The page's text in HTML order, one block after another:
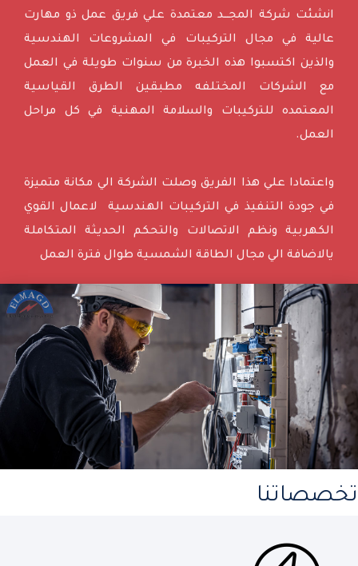
انشئت شركة المجـــد معتمدة علي فريق عمل ذو مهارت
عالية في مجال التركيبات في المشروعات الهندسية
والذين اكتسبوا هذه الخبرة من سنوات طويلة في العمل
مع الشركات المختلفه مطبقين الطرق القياسية
المعتمده للتركيبات والسلامة المهنية في كل مراحل
العمل.
واعتمادا علي هذا الفريق وصلت الشركة الي مكانة متميزة
في جودة التنفيذ في التركيبات الهندسية لاعمال القوي
الكهربية ونظم الاتصالات والتحكم الحديثة المتكاملة
يالاضافة الي مجال الطاقة الشمسية طوال فترة العمل
تخصصاتنا